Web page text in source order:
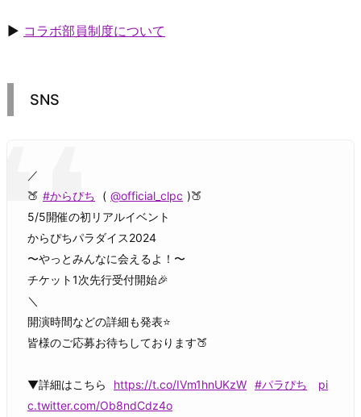
▶ コラボ部員制度について
SNS
／
🍑 #からぴち ( @official_clpc )🍑
5/5開催の初リアルイベント
からぴちパラダイス2024
〜やっとみんなに会えるよ！〜
チケット1次先行受付開始🎉
＼
開演時間などの詳細も発表⭐️
皆様のご応募お待ちしております🍑
▼詳細はこちら https://t.co/IVm1hnUKzW #パラぴち
pi
c.twitter.com/Ob8ndCdz4o